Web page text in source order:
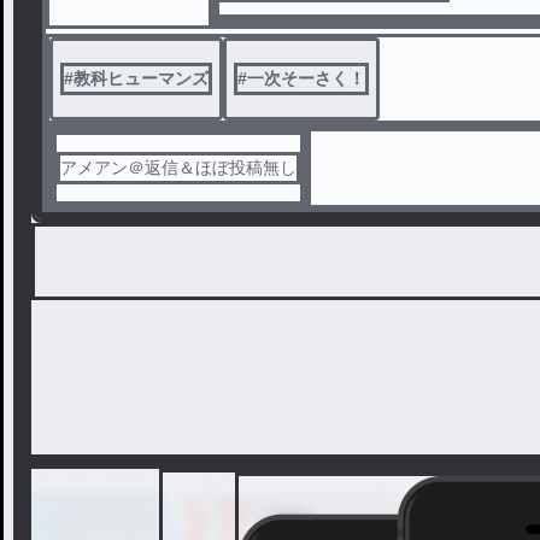
#教科ヒューマンズ #一次そーさく！
アメアン＠返信＆ほぼ投稿無し